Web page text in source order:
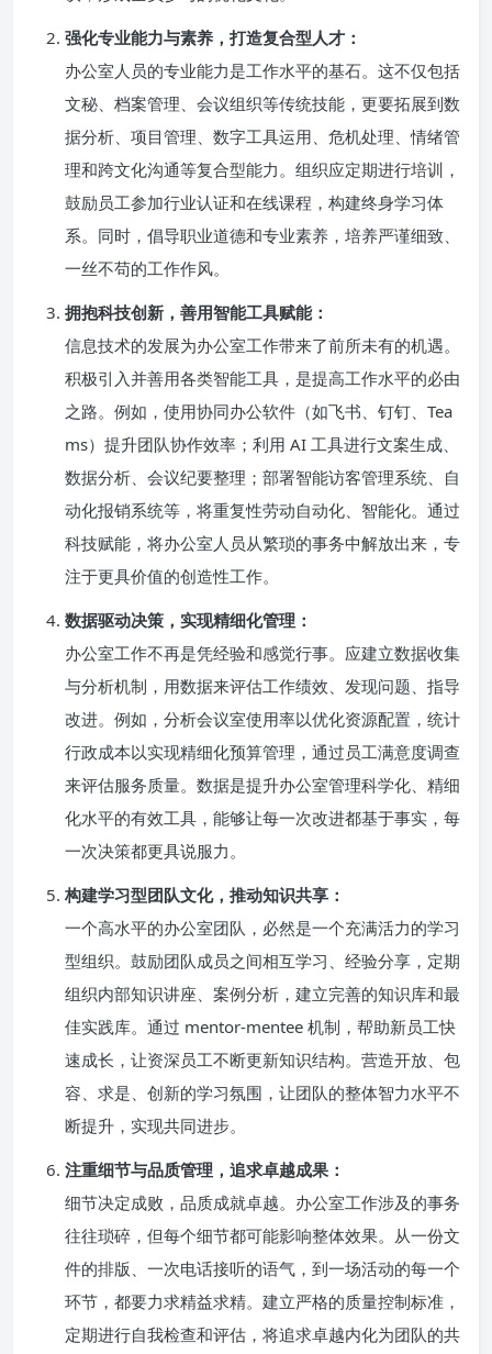
强化专业能力与素养，打造复合型人才：
办公室人员的专业能力是工作水平的基石。这不仅包括
文秘、档案管理、会议组织等传统技能，更要拓展到数
据分析、项目管理、数字工具运用、危机处理、情绪管
理和跨文化沟通等复合型能力。组织应定期进行培训，
鼓励员工参加行业认证和在线课程，构建终身学习体
系。同时，倡导职业道德和专业素养，培养严谨细致、
一丝不苟的工作作风。
拥抱科技创新，善用智能工具赋能：
信息技术的发展为办公室工作带来了前所未有的机遇。
积极引入并善用各类智能工具，是提高工作水平的必由
之路。例如，使用协同办公软件（如飞书、钉钉、Tea
ms）提升团队协作效率；利用 AI 工具进行文案生成、
数据分析、会议纪要整理；部署智能访客管理系统、自
动化报销系统等，将重复性劳动自动化、智能化。通过
科技赋能，将办公室人员从繁琐的事务中解放出来，专
注于更具价值的创造性工作。
数据驱动决策，实现精细化管理：
办公室工作不再是凭经验和感觉行事。应建立数据收集
与分析机制，用数据来评估工作绩效、发现问题、指导
改进。例如，分析会议室使用率以优化资源配置，统计
行政成本以实现精细化预算管理，通过员工满意度调查
来评估服务质量。数据是提升办公室管理科学化、精细
化水平的有效工具，能够让每一次改进都基于事实，每
一次决策都更具说服力。
构建学习型团队文化，推动知识共享：
一个高水平的办公室团队，必然是一个充满活力的学习
型组织。鼓励团队成员之间相互学习、经验分享，定期
组织内部知识讲座、案例分析，建立完善的知识库和最
佳实践库。通过 mentor-mentee 机制，帮助新员工快
速成长，让资深员工不断更新知识结构。营造开放、包
容、求是、创新的学习氛围，让团队的整体智力水平不
断提升，实现共同进步。
注重细节与品质管理，追求卓越成果：
细节决定成败，品质成就卓越。办公室工作涉及的事务
往往琐碎，但每个细节都可能影响整体效果。从一份文
件的排版、一次电话接听的语气，到一场活动的每一个
环节，都要力求精益求精。建立严格的质量控制标准，
定期进行自我检查和评估，将追求卓越内化为团队的共